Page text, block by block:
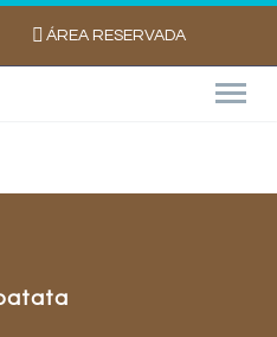
ÁREA RESERVADA